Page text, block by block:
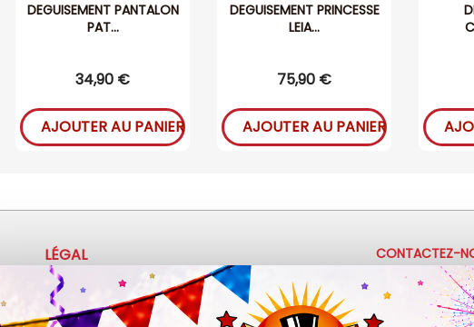
DEGUISEMENT PANTALON
PAT...
34,90 €
AJOUTER AU PANIER
DEGUISEMENT PRINCESSE
LEIA...
75,90 €
AJOUTER AU PANIER
LÉGAL
Mentions légales
Politique de confidentialité
CONTACTEZ-
+33 (0)4